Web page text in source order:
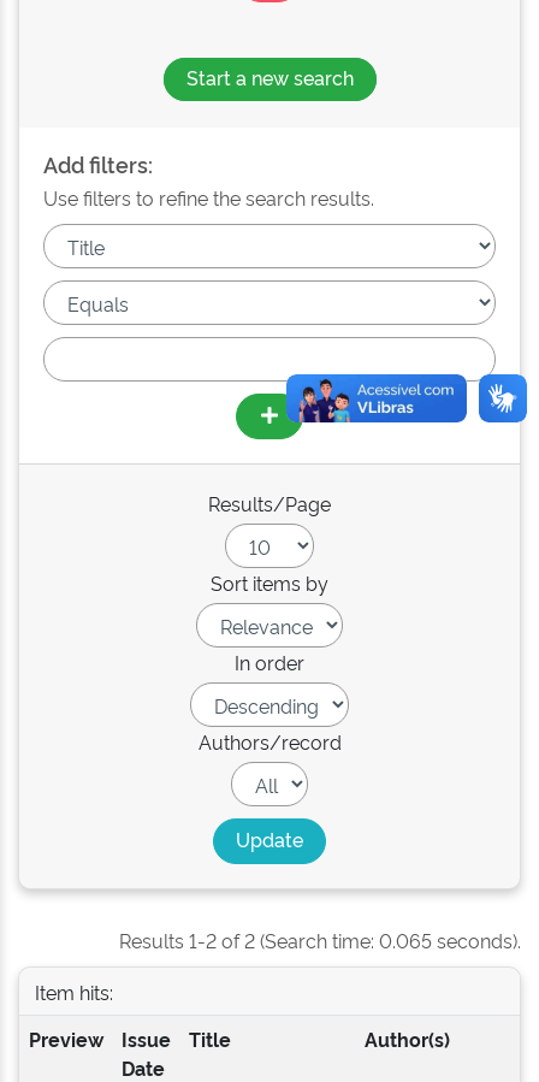
Start a new search
Add filters:
Use filters to refine the search results.
Results/Page
Sort items by
In order
Authors/record
Results 1-2 of 2 (Search time: 0.065 seconds).
Item hits:
Preview
Issue
Date
Title Author(s)